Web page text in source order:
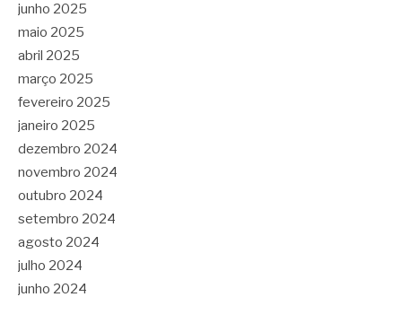
junho 2025
maio 2025
abril 2025
março 2025
fevereiro 2025
janeiro 2025
dezembro 2024
novembro 2024
outubro 2024
setembro 2024
agosto 2024
julho 2024
junho 2024